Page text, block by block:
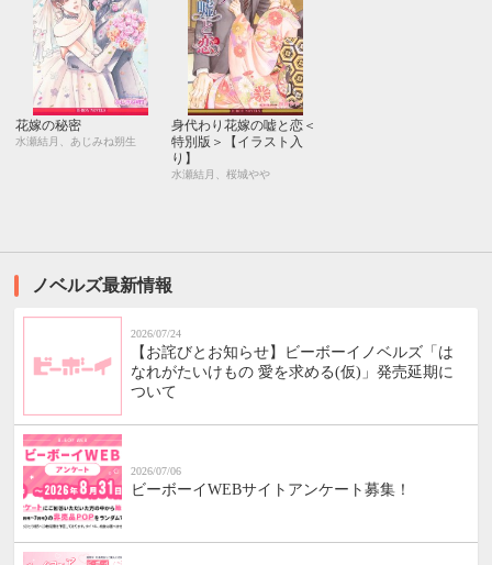
花嫁の秘密
水瀬結月、あじみね朔生
身代わり花嫁の嘘と恋＜
特別版＞【イラスト入
り】
水瀬結月、桜城やや
ノベルズ最新情報
2026/07/24
【お詫びとお知らせ】ビーボーイノベルズ「は
なれがたいけもの 愛を求める(仮)」発売延期に
ついて
2026/07/06
ビーボーイWEBサイトアンケート募集！